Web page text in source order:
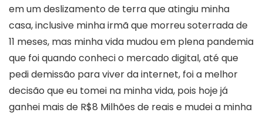
em um deslizamento de terra que atingiu minha
casa, inclusive minha irmã que morreu soterrada de
11 meses, mas minha vida mudou em plena pandemia
que foi quando conheci o mercado digital, até que
pedi demissão para viver da internet, foi a melhor
decisão que eu tomei na minha vida, pois hoje já
ganhei mais de R$8 Milhões de reais e mudei a minha